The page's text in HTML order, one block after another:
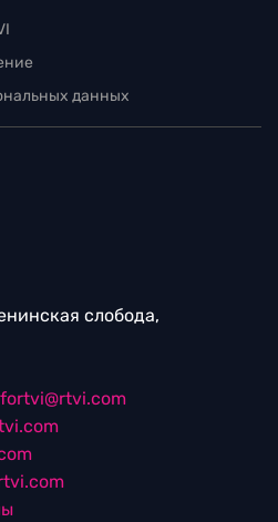
данных
слобода,